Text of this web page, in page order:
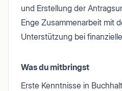
und Erstellung der
Enge Zusammenarbeit mit
Unterstützung bei
Was du mitbringst
Erste Kenntnisse in